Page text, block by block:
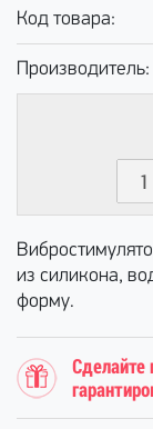
Код товара:
Производитель:
из силикона,
форму.
Сделайте